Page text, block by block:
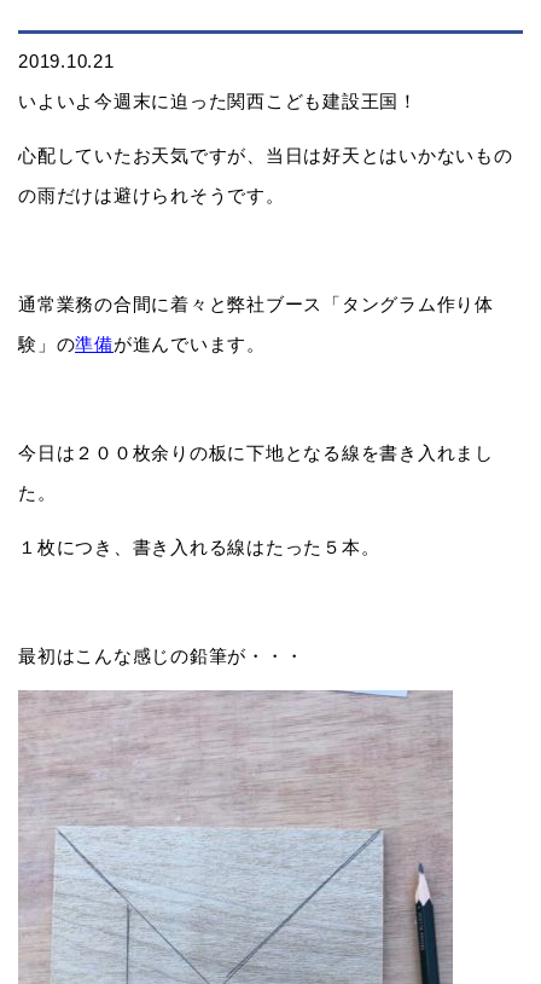
2019.10.21
いよいよ今週末に迫った関西こども建設王国！
心配していたお天気ですが、当日は好天とはいかないもの
の雨だけは避けられそうです。
通常業務の合間に着々と弊社ブース「タングラム作り体
験」の準備が進んでいます。
今日は２００枚余りの板に下地となる線を書き入れまし
た。
１枚につき、書き入れる線はたった５本。
最初はこんな感じの鉛筆が・・・